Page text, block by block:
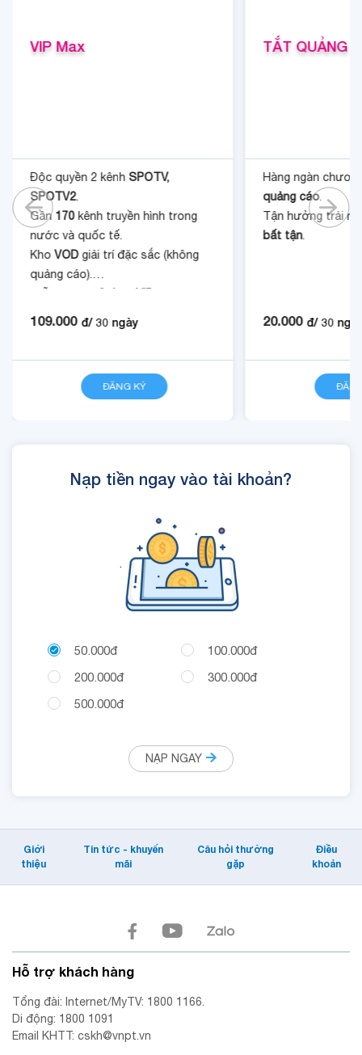
VIP Max
Độc quyền 2 kênh SPOTV,
SPOTV2.
Gần 170 kênh truyền hình trong
nước và quốc tế.
Kho VOD giải trí đặc sắc (không
quảng cáo).
109.000 đ/ 30 ngày
ĐĂNG KÝ
TẮT QUẢNG
Hàng ngàn
quảng cáo.
Tận hưởng trải
bất tận.
20.000 đ/ 30
Nạp tiền ngay vào tài khoản?
.
50.000đ
100.000đ
200.000đ
300.000đ
500.000đ
NẠP NGAY
Giới
thiệu
Tin tức - khuyến
mãi
Câu hỏi thường
gặp
Điều
khoản
Hỗ trợ khách hàng
Tổng đài: Internet/MyTV: 1800 1166.
Di động: 1800 1091
Email KHTT: cskh@vnpt.vn